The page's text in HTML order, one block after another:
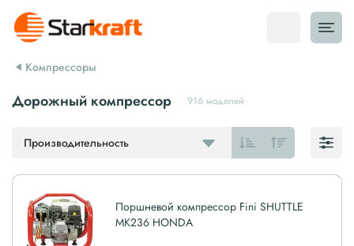
Компрессоры
Дорожный компрессор 916 моделей
Производительность
Поршневой компрессор Fini SHUTTLE
MK236 HONDA